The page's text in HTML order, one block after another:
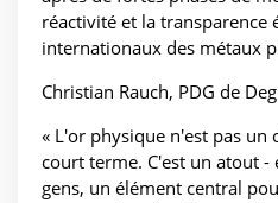
réactivité et la transparence
internationaux des métaux
Christian Rauch, PDG de
« L'or physique n'est pas un
court terme. C'est un atout
gens, un élément central